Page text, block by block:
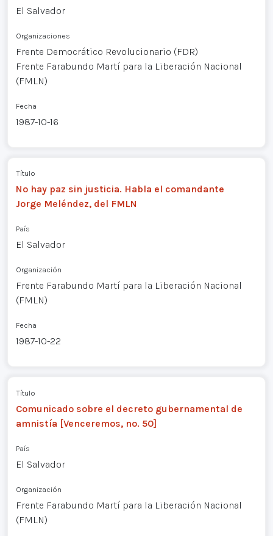
El Salvador
Organizaciones
Frente Democrático Revolucionario (FDR)
Frente Farabundo Martí para la Liberación Nacional
(FMLN)
Fecha
1987-10-16
Título
No hay paz sin justicia. Habla el comandante
Jorge Meléndez, del FMLN
País
El Salvador
Organización
Frente Farabundo Martí para la Liberación Nacional
(FMLN)
Fecha
1987-10-22
Título
Comunicado sobre el decreto gubernamental de
amnistía [Venceremos, no. 50]
País
El Salvador
Organización
Frente Farabundo Martí para la Liberación Nacional
(FMLN)